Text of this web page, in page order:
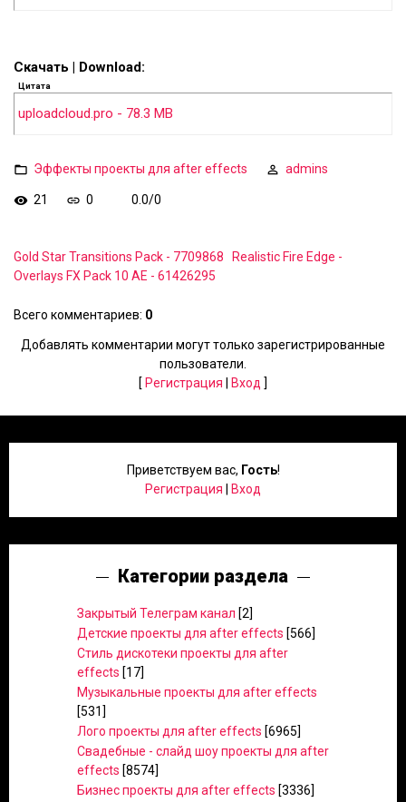
Скачать | Download:
Цитата
uploadcloud.pro - 78.3 MB
Эффекты проекты для after effects admins
21 0 0.0/0
Gold Star Transitions Pack - 7709868
Realistic Fire Edge -
Overlays FX Pack 10 AE - 61426295
Всего комментариев: 0
Добавлять комментарии могут только зарегистрированные
пользователи.
[ Регистрация Вход ]
Приветствуем вас, Гость!
Регистрация
Вход
Категории раздела
Закрытый Телеграм канал [2]
Детские проекты для after effects [566]
Стиль дискотеки проекты для after
effects [17]
Музыкальные проекты для after effects
[531]
Лого проекты для after effects [6965]
Свадебные - слайд шоу проекты для after
effects [8574]
Бизнес проекты для after effects [3336]